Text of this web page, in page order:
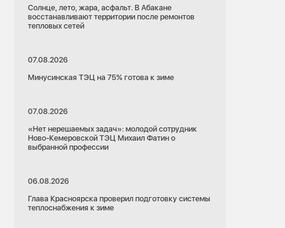
Солнце, лето, жара, асфальт. В Абакане
восстанавливают территории после ремонтов
тепловых сетей
07.08.2026
Минусинская ТЭЦ на 75% готова к зиме
07.08.2026
«Нет нерешаемых задач»: молодой сотрудник
Ново-Кемеровской ТЭЦ Михаил Фатин о
выбранной профессии
06.08.2026
Глава Красноярска проверил подготовку системы
теплоснабжения к зиме